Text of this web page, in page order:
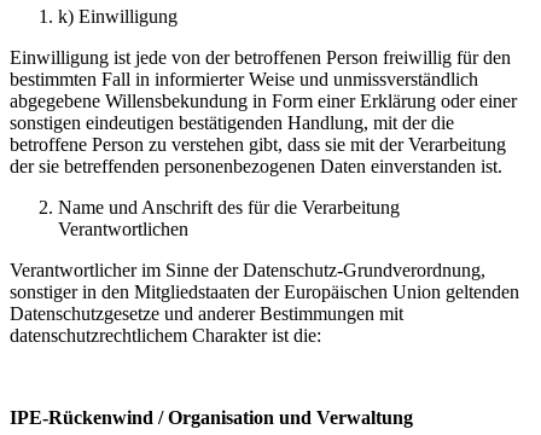
k) Einwilligung
Einwilligung ist jede von der betroffenen Person freiwillig für den
bestimmten Fall in informierter Weise und unmissverständlich
abgegebene Willensbekundung in Form einer Erklärung oder einer
sonstigen eindeutigen bestätigenden Handlung, mit der die
betroffene Person zu verstehen gibt, dass sie mit der Verarbeitung
der sie betreffenden personenbezogenen Daten einverstanden ist.
Name und Anschrift des für die Verarbeitung
Verantwortlichen
Verantwortlicher im Sinne der Datenschutz-Grundverordnung,
sonstiger in den Mitgliedstaaten der Europäischen Union geltenden
Datenschutzgesetze und anderer Bestimmungen mit
datenschutzrechtlichem Charakter ist die:
IPE-Rückenwind / Organisation und Verwaltung